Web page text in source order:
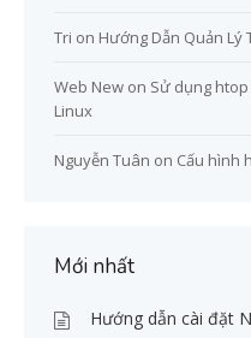
Tri on Hướng Dẫn Quản Lý
Web New on Sử dụng
Linux
Nguyễn Tuân on Cấu hình
Mới nhất
Hướng dẫn cài đặt